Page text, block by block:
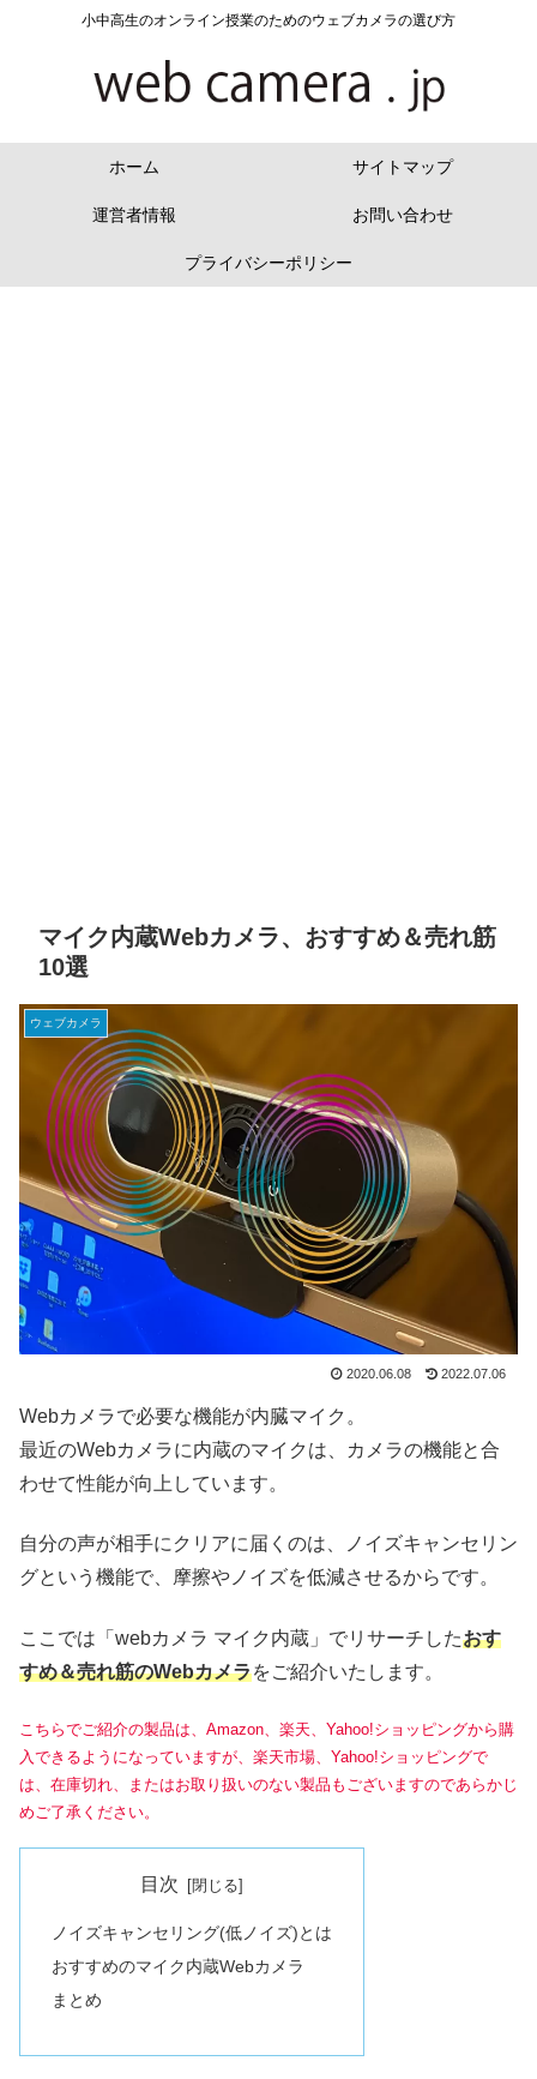
小中高生のオンライン授業のためのウェブカメラの選び方
ホーム サイトマップ
運営者情報 お問い合わせ
プライバシーポリシー
マイク内蔵Webカメラ、おすすめ＆売れ筋
10選
ウェブカメラ
2020.06.08 2022.07.06
Webカメラで必要な機能が内臓マイク。
最近のWebカメラに内蔵のマイクは、カメラの機能と合
わせて性能が向上しています。
自分の声が相手にクリアに届くのは、ノイズキャンセリン
グという機能で、摩擦やノイズを低減させるからです。
ここでは「webカメラ マイク内蔵」でリサーチしたおす
すめ＆売れ筋のWebカメラをご紹介いたします。
こちらでご紹介の製品は、Amazon、楽天、Yahoo!ショッピングから購
入できるようになっていますが、楽天市場、Yahoo!ショッピングで
は、在庫切れ、またはお取り扱いのない製品もございますのであらかじ
めご了承ください。
目次
ノイズキャンセリング(低ノイズ)とは
おすすめのマイク内蔵Webカメラ
まとめ